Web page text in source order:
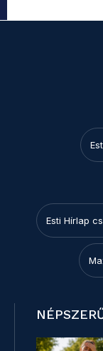
Esti Hírlap